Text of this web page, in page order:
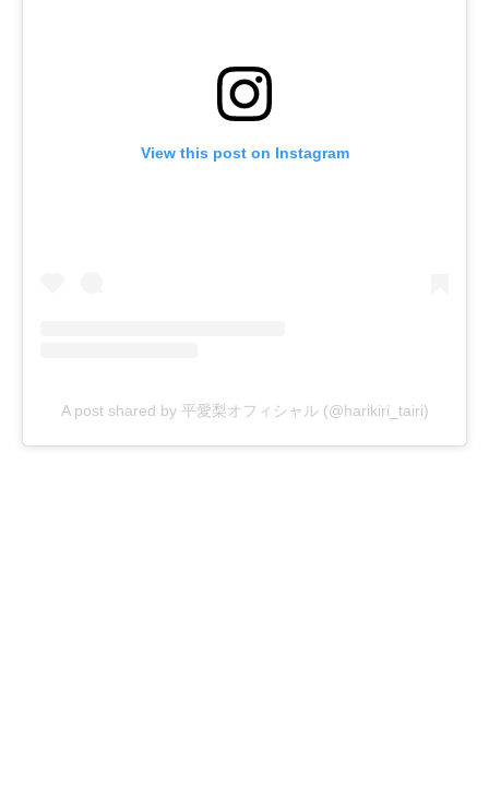
View this post on Instagram
A post shared by 平愛梨オフィシャル (@harikiri_tairi)